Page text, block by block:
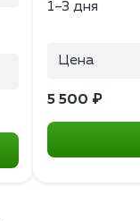
1–3 дня
Цена
5 500 ₽